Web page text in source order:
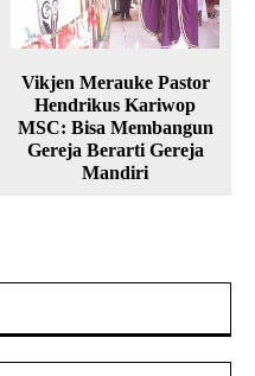
Vikjen Merauke Pastor
Hendrikus Kariwop
MSC: Bisa Membangun
Gereja Berarti Gereja
Mandiri